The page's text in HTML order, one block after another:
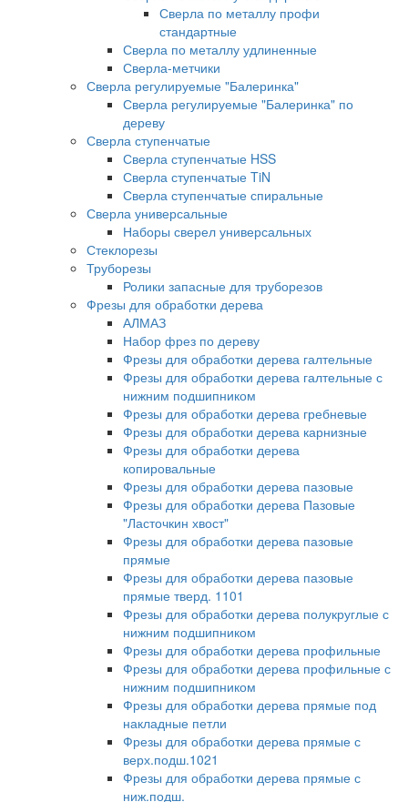
Сверла по металлу профи
стандартные
Сверла по металлу удлиненные
Сверла-метчики
Сверла регулируемые "Балеринка"
Сверла регулируемые "Балеринка" по
дереву
Сверла ступенчатые
Сверла ступенчатые HSS
Сверла ступенчатые TiN
Сверла ступенчатые спиральные
Сверла универсальные
Наборы сверел универсальных
Стеклорезы
Труборезы
Ролики запасные для труборезов
Фрезы для обработки дерева
АЛМАЗ
Набор фрез по дереву
Фрезы для обработки дерева галтельные
Фрезы для обработки дерева галтельные с
нижним подшипником
Фрезы для обработки дерева гребневые
Фрезы для обработки дерева карнизные
Фрезы для обработки дерева
копировальные
Фрезы для обработки дерева пазовые
Фрезы для обработки дерева Пазовые
"Ласточкин хвост"
Фрезы для обработки дерева пазовые
прямые
Фрезы для обработки дерева пазовые
прямые тверд. 1101
Фрезы для обработки дерева полукруглые с
нижним подшипником
Фрезы для обработки дерева профильные
Фрезы для обработки дерева профильные с
нижним подшипником
Фрезы для обработки дерева прямые под
накладные петли
Фрезы для обработки дерева прямые с
верх.подш.1021
Фрезы для обработки дерева прямые с
ниж.подш.